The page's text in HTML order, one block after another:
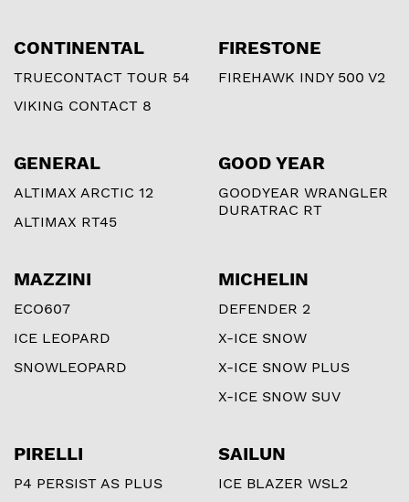
CONTINENTAL
TRUECONTACT TOUR 54
VIKING CONTACT 8
FIRESTONE
FIREHAWK INDY 500 V2
GENERAL
ALTIMAX ARCTIC 12
ALTIMAX RT45
GOOD YEAR
GOODYEAR WRANGLER
DURATRAC RT
MAZZINI
ECO607
ICE LEOPARD
SNOWLEOPARD
MICHELIN
DEFENDER 2
X-ICE SNOW
X-ICE SNOW PLUS
X-ICE SNOW SUV
PIRELLI
P4 PERSIST AS PLUS
SAILUN
ICE BLAZER WSL2